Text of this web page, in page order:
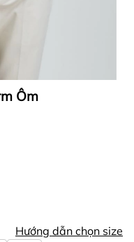
Ôm
Hướng dẫn chọn size